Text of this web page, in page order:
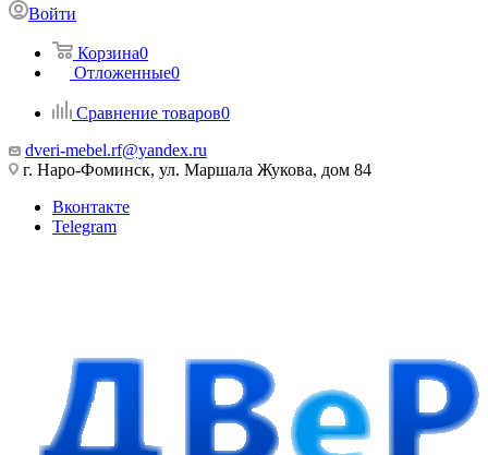
Войти
Корзина0
Отложенные0
Сравнение товаров0
dveri-mebel.rf@yandex.ru
г. Наро-Фоминск, ул. Маршала Жукова, дом 84
Вконтакте
Telegram